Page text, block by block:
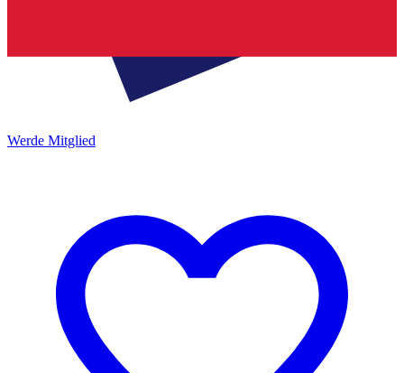
Werde Mitglied